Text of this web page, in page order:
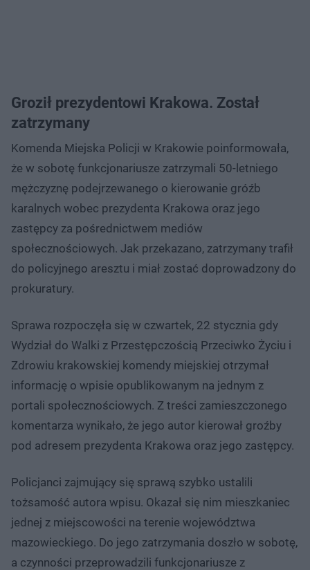
Groził prezydentowi Krakowa. Został
zatrzymany
Komenda Miejska Policji w Krakowie poinformowała,
że w sobotę funkcjonariusze zatrzymali 50-letniego
mężczyznę podejrzewanego o kierowanie gróźb
karalnych wobec prezydenta Krakowa oraz jego
zastępcy za pośrednictwem mediów
społecznościowych. Jak przekazano, zatrzymany trafił
do policyjnego aresztu i miał zostać doprowadzony do
prokuratury.
Sprawa rozpoczęła się w czwartek, 22 stycznia gdy
Wydział do Walki z Przestępczością Przeciwko Życiu i
Zdrowiu krakowskiej komendy miejskiej otrzymał
informację o wpisie opublikowanym na jednym z
portali społecznościowych. Z treści zamieszczonego
komentarza wynikało, że jego autor kierował groźby
pod adresem prezydenta Krakowa oraz jego zastępcy.
Policjanci zajmujący się sprawą szybko ustalili
tożsamość autora wpisu. Okazał się nim mieszkaniec
jednej z miejscowości na terenie województwa
mazowieckiego. Do jego zatrzymania doszło w sobotę,
a czynności przeprowadzili funkcjonariusze z